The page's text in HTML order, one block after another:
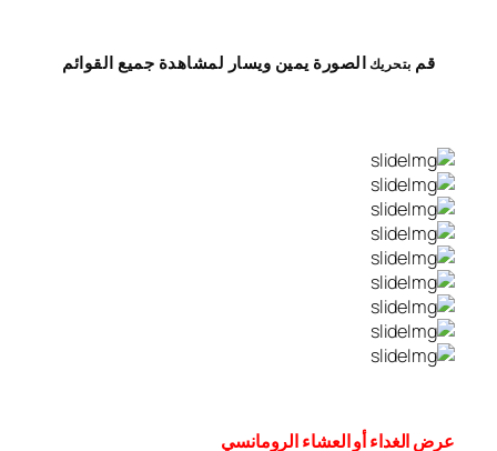
قم بتحريك الصورة يمين ويسار لمشاهدة جميع القوائم
عرض الغداء أو العشاء الرومانسي